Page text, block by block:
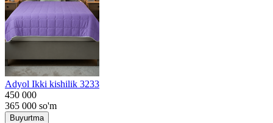
Adyol Ikki kishilik 3233
450 000
365 000 so'm
Buyurtma